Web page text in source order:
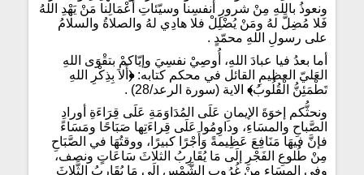
ونعوذُ باللهِ مِنْ شرورِ أنفسِنا وسيّئاتِ أعْمَالِنا مَنْ يَهْدِ اللهُ
فَلا مُضِلَّ لهُ ومَنْ يُضْلِلْ فلا هادِي لهُ والصلاةُ والسلامُ
على رسولِ اللهِ محمّدٍ .
أما بعدُ فيا عبادَ اللهِ، أُوصِيْ نفسِيَ وإيّاكمْ بتقْوَى اللهِ
العَليّ العظيمِ القائل في محكم كتابه:﴿ أَلاَ بِذِكْرِ اللهِ
تَطْمَئِنُّ الْقُلُوبُ﴾ الاية (سورة الرعد/28) .
ونحثُّكم إخوَةَ الإيمانِ عَلَى المُدَاوَمَةِ عَلَى قِرَاءَةِ أورادِ
الصَّباحِ والمسَاءِ، وداوِمُوا عَلَى قِراءَتِها صَبَاحًا ومَسَاءً
فإنَّ فيهَا مَنَافِعَ عَظِيمةً وَأَجْرًا كبيرًا، ووقتُهَا في الصَّبَاحِ
مِنْ طُلوعِ الفَجْرِ إلَى مَا يُقَارِبُ الثلاثَ سَاعَاتٍ ونصف،
وفِي المسَاءِ مِنْ غُرُوبِ الشَّمْسِ إلَى مَا يُقَارِبُ الثَّلاثَ